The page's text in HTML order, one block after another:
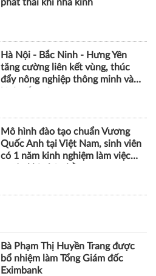
phát thải khí nhà kính
Hà Nội - Bắc Ninh - Hưng Yên
tăng cường liên kết vùng, thúc
đẩy nông nghiệp thông minh và
Mô hình đào tạo chuẩn Vương
Quốc Anh tại Việt Nam, sinh viên
có 1 năm kinh nghiệm làm việc
Bà Phạm Thị Huyền Trang được
bổ nhiệm làm Tổng Giám đốc
Eximbank